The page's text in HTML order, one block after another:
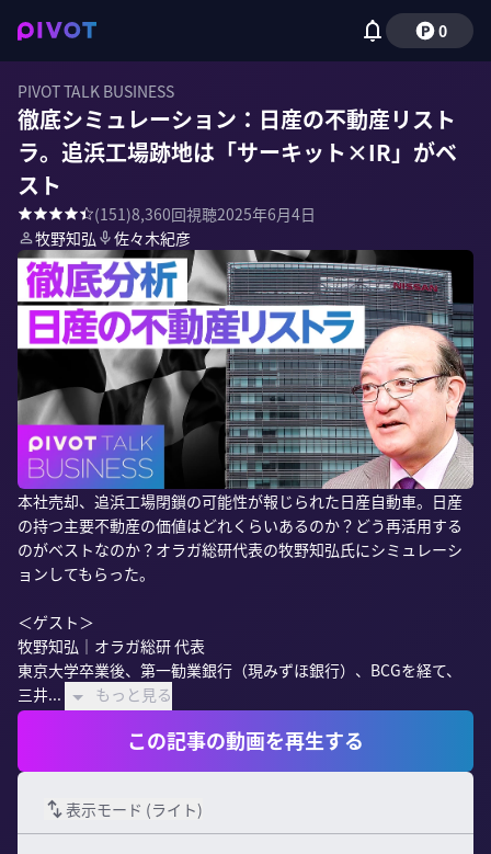
0
PIVOT TALK BUSINESS
徹底シミュレーション：日産の不動産リスト
ラ。追浜工場跡地は「サーキット×IR」がベ
スト
(151)8,360回視聴2025年6月4日
牧野知弘
佐々木紀彦
本社売却、追浜工場閉鎖の可能性が報じられた日産自動車。日産
の持つ主要不動産の価値はどれくらいあるのか？どう再活用する
のがベストなのか？オラガ総研代表の牧野知弘氏にシミュレーシ
ョンしてもらった。
＜ゲスト＞
牧野知弘｜オラガ総研 代表
東京大学卒業後、第一勧業銀行（現みずほ銀行）、BCGを経て、
三井...
もっと見る
この記事の動画を再生する
表示モード (ライト)